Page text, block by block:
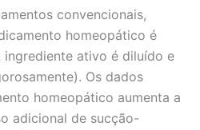
convencionais,
homeopático é
ingrediente ativo é diluído e
Os dados
homeopático aumenta a
adicional de sucção-